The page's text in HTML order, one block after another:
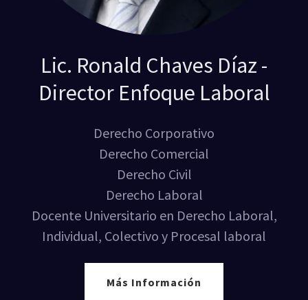
Lic. Ronald Chaves Díaz -
Director Enfoque Laboral
Derecho Corporativo
Derecho Comercial
Derecho Civil
Derecho Laboral
Docente Universitario en Derecho Laboral,
Individual, Colectivo y Procesal laboral
Más Información